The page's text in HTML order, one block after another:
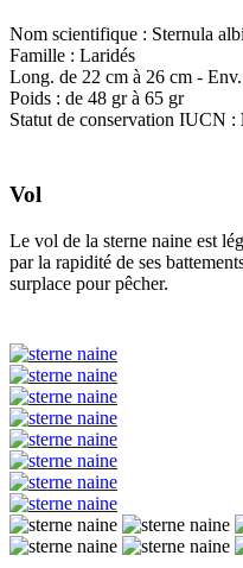
Nom scientifique : Sternula
Famille : Laridés
Long. de 22 cm à 26 cm -
Poids : de 48 gr à 65 gr
Statut de conservation IUCN :
Vol
Le vol de la sterne naine est
par la rapidité de ses
surplace pour pêcher.